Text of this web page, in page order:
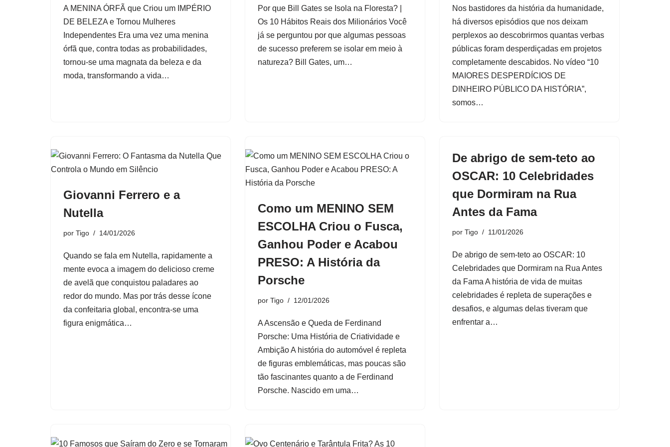
A MENINA ÓRFÃ que Criou um IMPÉRIO
DE BELEZA e Tornou Mulheres
Independentes Era uma vez uma menina
órfã que, contra todas as probabilidades,
tornou-se uma magnata da beleza e da
moda, transformando a vida…
Por que Bill Gates se Isola na Floresta? |
Os 10 Hábitos Reais dos Milionários Você
já se perguntou por que algumas pessoas
de sucesso preferem se isolar em meio à
natureza? Bill Gates, um…
Nos bastidores da história da humanidade,
há diversos episódios que nos deixam
perplexos ao descobrirmos quantas verbas
públicas foram desperdiçadas em projetos
completamente descabidos. No vídeo “10
MAIORES DESPERDÍCIOS DE
DINHEIRO PÚBLICO DA HISTÓRIA”,
somos…
Giovanni Ferrero e a
Nutella
por Tigo 14/01/2026
Quando se fala em Nutella, rapidamente a
mente evoca a imagem do delicioso creme
de avelã que conquistou paladares ao
redor do mundo. Mas por trás desse ícone
da confeitaria global, encontra-se uma
figura enigmática…
Como um MENINO SEM
ESCOLHA Criou o Fusca,
Ganhou Poder e Acabou
PRESO: A História da
Porsche
por Tigo 12/01/2026
A Ascensão e Queda de Ferdinand
Porsche: Uma História de Criatividade e
Ambição A história do automóvel é repleta
de figuras emblemáticas, mas poucas são
tão fascinantes quanto a de Ferdinand
Porsche. Nascido em uma…
De abrigo de sem-teto ao
OSCAR: 10 Celebridades
que Dormiram na Rua
Antes da Fama
por Tigo 11/01/2026
De abrigo de sem-teto ao OSCAR: 10
Celebridades que Dormiram na Rua Antes
da Fama A história de vida de muitas
celebridades é repleta de superações e
desafios, e algumas delas tiveram que
enfrentar a…